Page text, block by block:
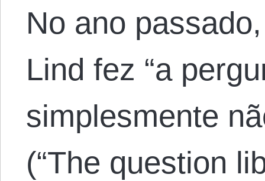
No ano
Lind fez “a
simplesmente
(“The question